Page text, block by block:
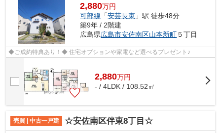
2,880万円
可部線 「安芸長束 」駅 徒歩48分
築9年 / 2階建
広島県広島市安佐南区山本新町５丁目
◆ご成約特典あり！◆ 住宅オプションや家電など選べるプレゼント♪
2,880万円
- / 4LDK / 108.52㎡
売買 | 中古一戸建 ☆安佐南区伴東8丁目☆